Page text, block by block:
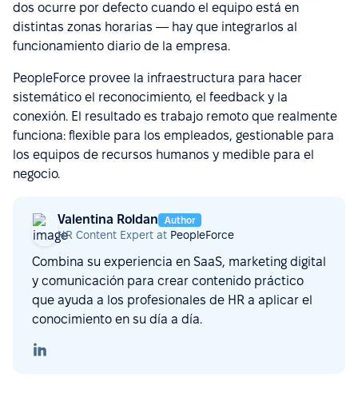
dos ocurre por defecto cuando el equipo está en
distintas zonas horarias — hay que integrarlos al
funcionamiento diario de la empresa.
PeopleForce provee la infraestructura para hacer
sistemático el reconocimiento, el feedback y la
conexión. El resultado es trabajo remoto que realmente
funciona: flexible para los empleados, gestionable para
los equipos de recursos humanos y medible para el
negocio.
Valentina Roldan Author
HR Content Expert at PeopleForce
Combina su experiencia en SaaS, marketing digital
y comunicación para crear contenido práctico
que ayuda a los profesionales de HR a aplicar el
conocimiento en su día a día.